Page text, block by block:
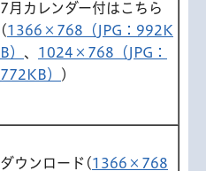
7月カレンダー付はこちら
(1366×768（JPG：992K
B） 、 1024×768（JPG：
772KB）
)
ダウンロード(1366×768